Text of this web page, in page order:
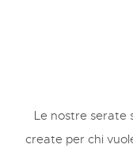
Le nostre serate
create per chi